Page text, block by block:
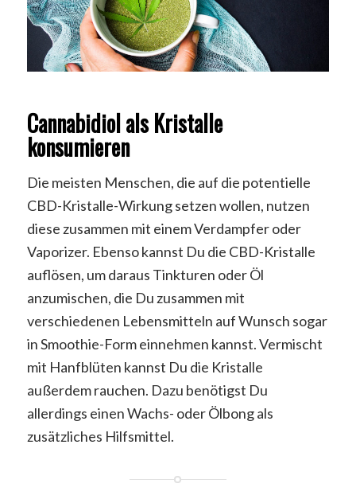
Cannabidiol als Kristalle
konsumieren
Die meisten Menschen, die auf die potentielle
CBD-Kristalle-Wirkung setzen wollen, nutzen
diese zusammen mit einem Verdampfer oder
Vaporizer. Ebenso kannst Du die CBD-Kristalle
auflösen, um daraus Tinkturen oder Öl
anzumischen, die Du zusammen mit
verschiedenen Lebensmitteln auf Wunsch sogar
in Smoothie-Form einnehmen kannst. Vermischt
mit Hanfblüten kannst Du die Kristalle
außerdem rauchen. Dazu benötigst Du
allerdings einen Wachs- oder Ölbong als
zusätzliches Hilfsmittel.